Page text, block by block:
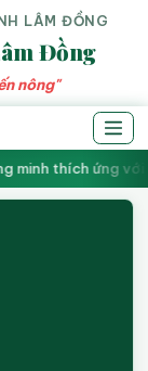
LÂM ĐỒNG
Đồng
nông"
thích ứng với